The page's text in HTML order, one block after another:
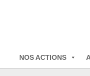
NOS ACTIONS